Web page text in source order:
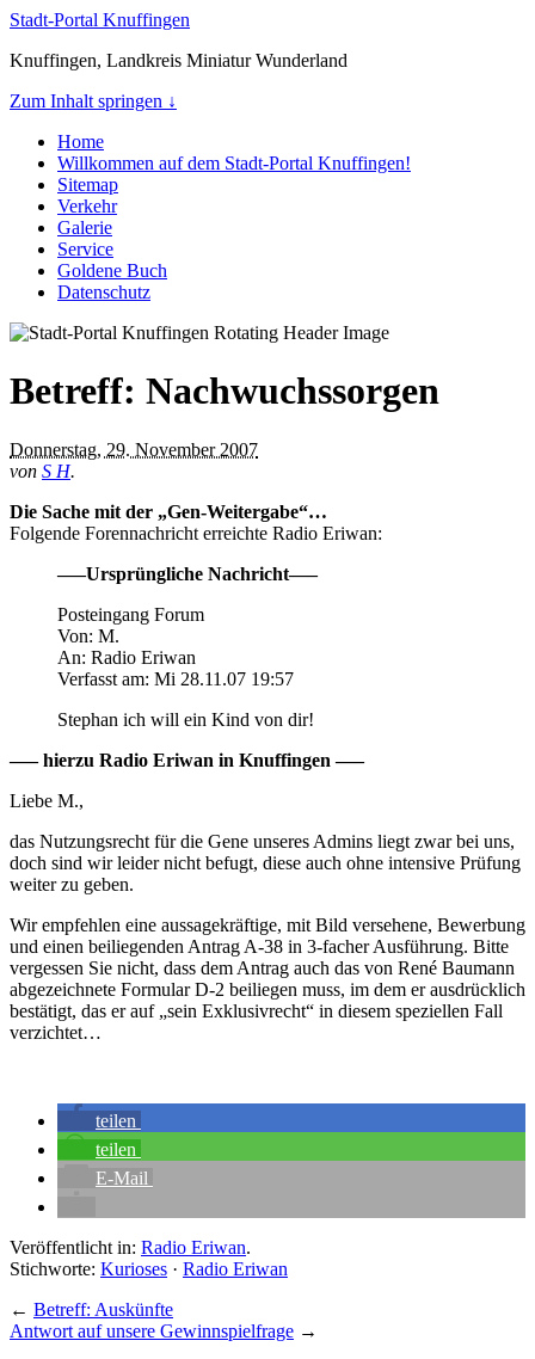
Stadt-Portal Knuffingen
Knuffingen, Landkreis Miniatur Wunderland
Zum Inhalt springen ↓
Home
Willkommen auf dem Stadt-Portal Knuffingen!
Sitemap
Verkehr
Galerie
Service
Goldene Buch
Datenschutz
Betreff: Nachwuchssorgen
Donnerstag, 29. November 2007
von S H.
Die Sache mit der „Gen-Weitergabe“…
Folgende Forennachricht erreichte Radio Eriwan:
—–Ursprüngliche Nachricht—–
Posteingang Forum
Von: M.
An: Radio Eriwan
Verfasst am: Mi 28.11.07 19:57
Stephan ich will ein Kind von dir!
—– hierzu Radio Eriwan in Knuffingen —–
Liebe M.,
das Nutzungsrecht für die Gene unseres Admins liegt zwar bei uns,
doch sind wir leider nicht befugt, diese auch ohne intensive Prüfung
weiter zu geben.
Wir empfehlen eine aussagekräftige, mit Bild versehene, Bewerbung
und einen beiliegenden Antrag A-38 in 3-facher Ausführung. Bitte
vergessen Sie nicht, dass dem Antrag auch das von René Baumann
abgezeichnete Formular D-2 beiliegen muss, im dem er ausdrücklich
bestätigt, das er auf „sein Exklusivrecht“ in diesem speziellen Fall
verzichtet…
teilen
teilen
E-Mail
Veröffentlicht in: Radio Eriwan.
Stichworte: Kurioses · Radio Eriwan
← Betreff: Auskünfte
Antwort auf unsere Gewinnspielfrage →